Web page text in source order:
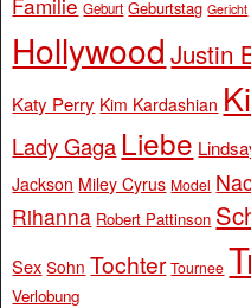
Geburt Geburtstag Gericht
Hollywood Justin
Katy Perry Kim Kardashian
Lady Gaga Liebe
Jackson Miley Cyrus Model
Rihanna Robert Pattinson
Sex Sohn Tochter Tournee
Verlobung